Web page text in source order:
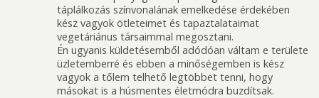
táplálkozás színvonalának emelkedése érdekében
kész vagyok ötleteimet és tapaztalataimat
vegetáriánus társaimmal megosztani.
Én ugyanis küldetésemből adódóan váltam e területe
üzletemberré és ebben a minőségemben is kész
vagyok a tőlem telhető legtöbbet tenni, hogy
másokat is a húsmentes életmódra buzdítsak.